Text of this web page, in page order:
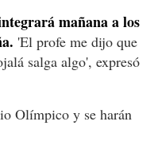
mañana a los
'El profe me dijo que
salga algo', expresó
Olímpico y se harán